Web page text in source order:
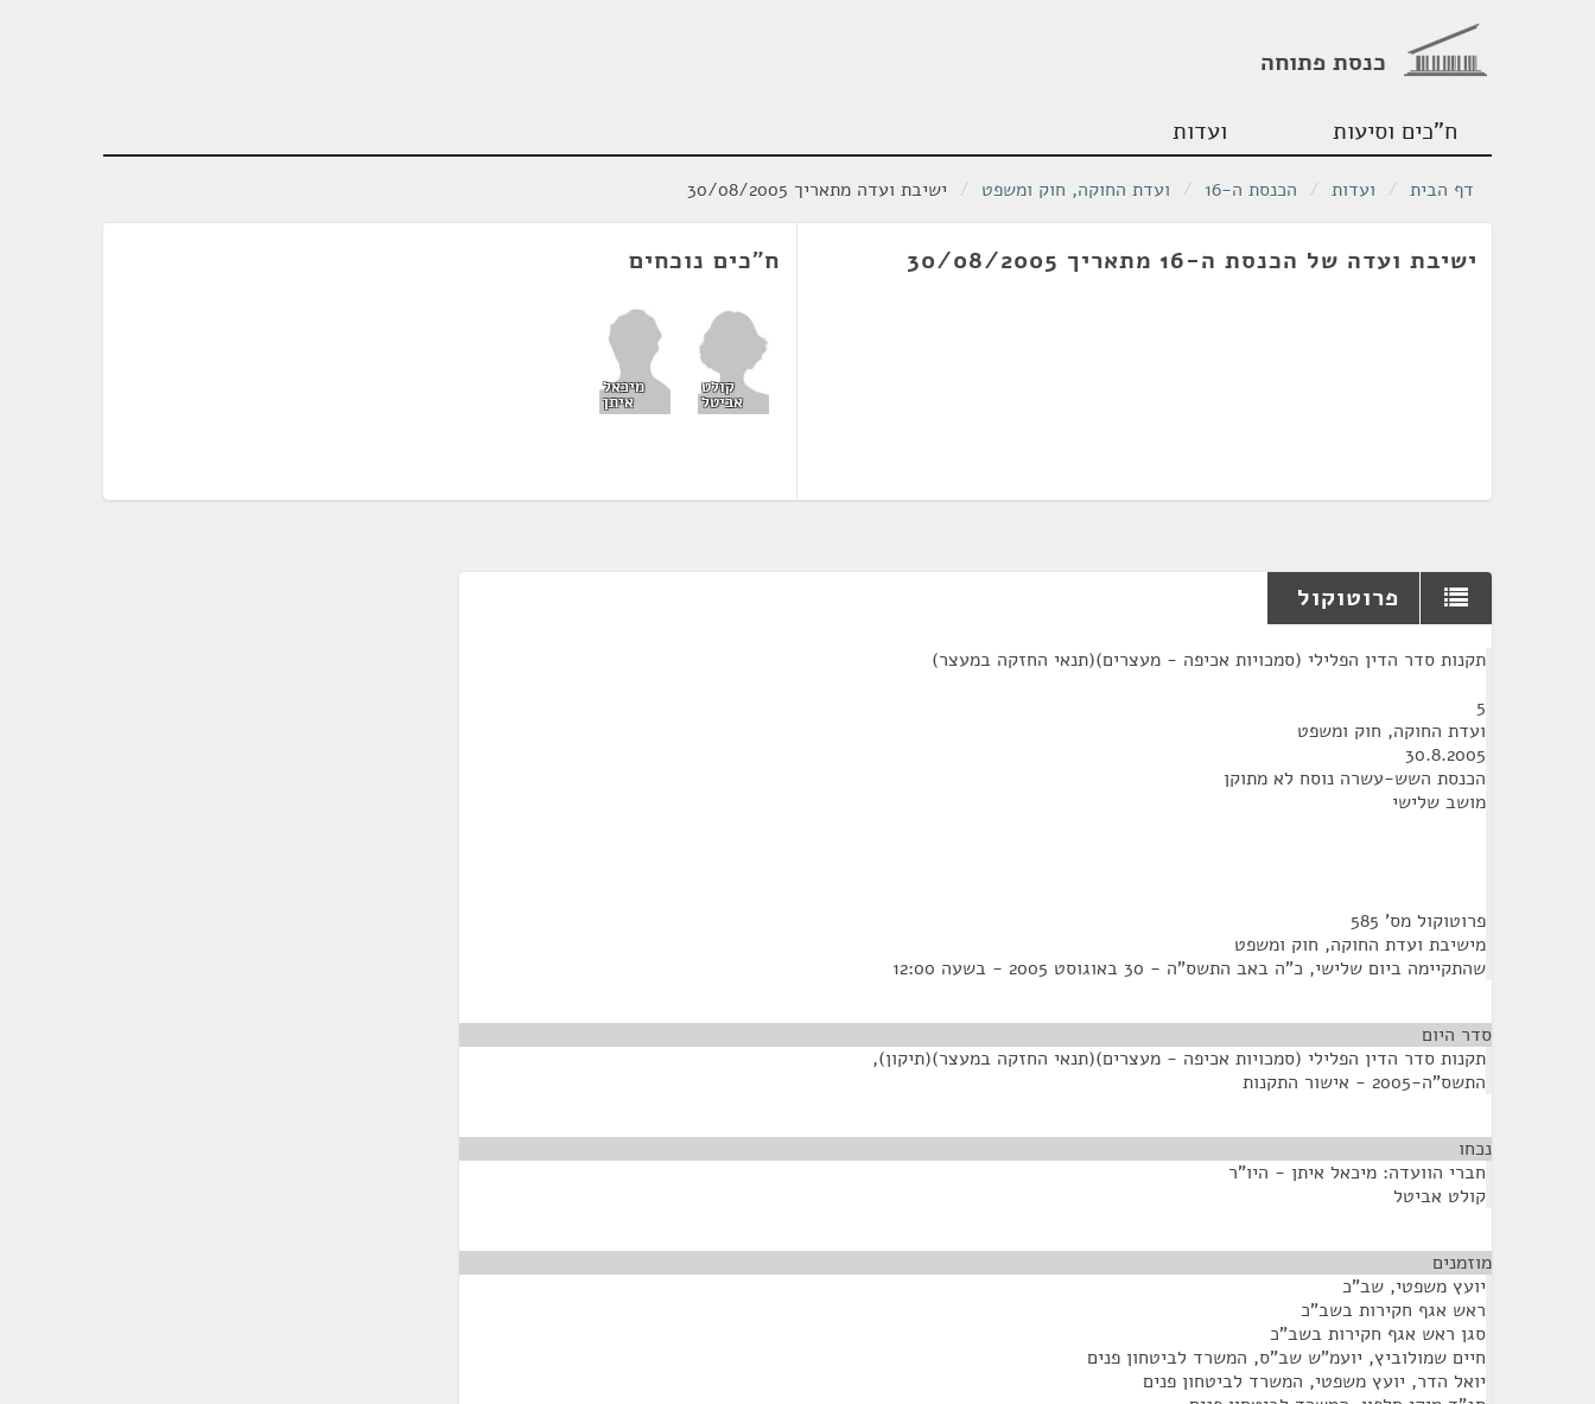
כנסת פתוחה
ח"כים וסיעות ועדות
דף הבית / ועדות / הכנסת ה-16 / ועדת החוקה, חוק ומשפט / ישיבת ועדה מתאריך 30/08/2005
ישיבת ועדה של הכנסת ה-16 מתאריך 30/08/2005 ח"כים נוכחים
קולט
אביטל
מיכאל
איתן
פרוטוקול
תקנות סדר הדין הפלילי (סמכויות אכיפה - מעצרים)(תנאי החזקה במעצר)
5
ועדת החוקה, חוק ומשפט
30.8.2005
הכנסת השש-עשרה נוסח לא מתוקן
מושב שלישי
פרוטוקול מס' 585
מישיבת ועדת החוקה, חוק ומשפט
שהתקיימה ביום שלישי, כ"ה באב התשס"ה - 30 באוגוסט 2005 - בשעה 12:00
סדר היום
תקנות סדר הדין הפלילי (סמכויות אכיפה - מעצרים)(תנאי החזקה במעצר)(תיקון),
התשס"ה-2005 - אישור התקנות
נכחו
חברי הוועדה: מיכאל איתן - היו"ר
קולט אביטל
מוזמנים
יועץ משפטי, שב"כ
ראש אגף חקירות בשב"כ
סגן ראש אגף חקירות בשב"כ
חיים שמולוביץ, יועמ"ש שב"ס, המשרד לביטחון פנים
יואל הדר, יועץ משפטי, המשרד לביטחון פנים